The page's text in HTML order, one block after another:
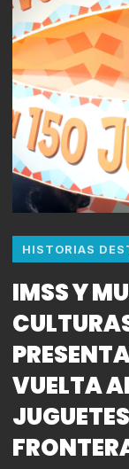
HISTORIAS
IMSS Y
VUELTA